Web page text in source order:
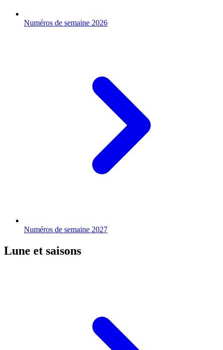
Numéros de semaine 2026
Numéros de semaine 2027
Lune et saisons